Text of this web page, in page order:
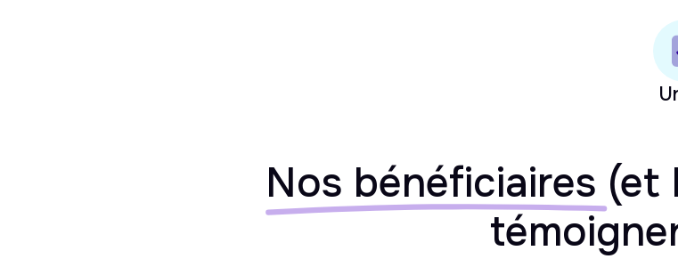
Nos bénéficiaires (et